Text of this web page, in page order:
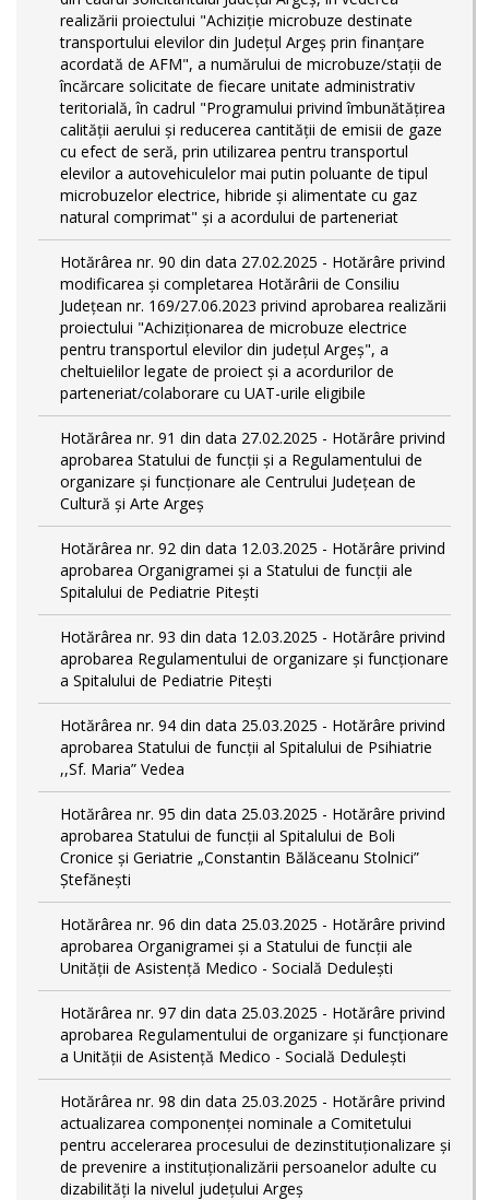
realizării proiectului "Achiziție microbuze destinate
transportului elevilor din Județul Argeș prin finanțare
acordată de AFM", a numărului de microbuze/stații de
încărcare solicitate de fiecare unitate administrativ
teritorială, în cadrul "Programului privind îmbunătățirea
calității aerului și reducerea cantității de emisii de gaze
cu efect de seră, prin utilizarea pentru transportul
elevilor a autovehiculelor mai putin poluante de tipul
microbuzelor electrice, hibride și alimentate cu gaz
natural comprimat" și a acordului de parteneriat
Hotărârea nr. 90 din data 27.02.2025 - Hotărâre privind
modificarea și completarea Hotărârii de Consiliu
Județean nr. 169/27.06.2023 privind aprobarea realizării
proiectului "Achiziționarea de microbuze electrice
pentru transportul elevilor din județul Argeș", a
cheltuielilor legate de proiect și a acordurilor de
parteneriat/colaborare cu UAT-urile eligibile
Hotărârea nr. 91 din data 27.02.2025 - Hotărâre privind
aprobarea Statului de funcţii și a Regulamentului de
organizare și funcționare ale Centrului Județean de
Cultură și Arte Argeș
Hotărârea nr. 92 din data 12.03.2025 - Hotărâre privind
aprobarea Organigramei și a Statului de funcţii ale
Spitalului de Pediatrie Pitești
Hotărârea nr. 93 din data 12.03.2025 - Hotărâre privind
aprobarea Regulamentului de organizare și funcționare
a Spitalului de Pediatrie Pitești
Hotărârea nr. 94 din data 25.03.2025 - Hotărâre privind
aprobarea Statului de funcţii al Spitalului de Psihiatrie
,,Sf. Maria” Vedea
Hotărârea nr. 95 din data 25.03.2025 - Hotărâre privind
aprobarea Statului de funcţii al Spitalului de Boli
Cronice și Geriatrie „Constantin Bălăceanu Stolnici”
Ștefănești
Hotărârea nr. 96 din data 25.03.2025 - Hotărâre privind
aprobarea Organigramei și a Statului de funcții ale
Unității de Asistență Medico - Socială Dedulești
Hotărârea nr. 97 din data 25.03.2025 - Hotărâre privind
aprobarea Regulamentului de organizare și funcționare
a Unității de Asistență Medico - Socială Dedulești
Hotărârea nr. 98 din data 25.03.2025 - Hotărâre privind
actualizarea componenței nominale a Comitetului
pentru accelerarea procesului de dezinstituționalizare şi
de prevenire a instituționalizării persoanelor adulte cu
dizabilități la nivelul județului Argeș